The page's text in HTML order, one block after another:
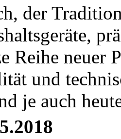
der
Reihe neuer
und
je auch